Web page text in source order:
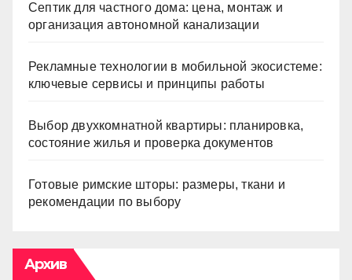
Септик для частного дома: цена, монтаж и
организация автономной канализации
Рекламные технологии в мобильной экосистеме:
ключевые сервисы и принципы работы
Выбор двухкомнатной квартиры: планировка,
состояние жилья и проверка документов
Готовые римские шторы: размеры, ткани и
рекомендации по выбору
Архив